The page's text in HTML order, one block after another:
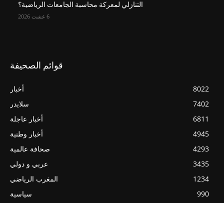
التنازلي لمعركة محاسبة الجامعات الرياضية؟
6 غشت 2026
قوائم الصحيفة
أخبار
8022
سلايدر
7402
أخبار عاجلة
6811
أخبار وطنية
4945
صحافة عالمية
4293
عربي و دولي
3435
المغرب الرياضي
1234
سياسية
990